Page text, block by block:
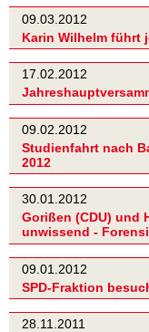
09.03.2012
Karin Wilhelm führt
17.02.2012
09.02.2012
Studienfahrt nach
2012
30.01.2012
Gorißen (CDU) und
unwissend -
09.01.2012
SPD-Fraktion
28.11.2011